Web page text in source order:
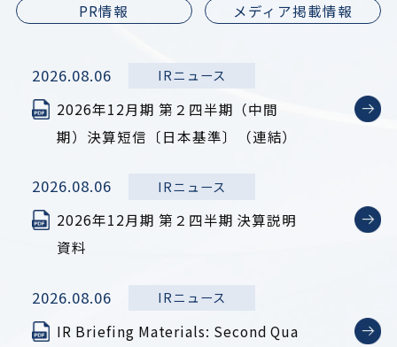
PR情報
メディア掲載情報
2026.08.06 IRニュース
2026年12月期 第２四半期（中間
期）決算短信〔日本基準〕（連結）
2026.08.06 IRニュース
2026年12月期 第２四半期 決算説明
資料
2026.08.06 IRニュース
IR Briefing Materials: Second Qua